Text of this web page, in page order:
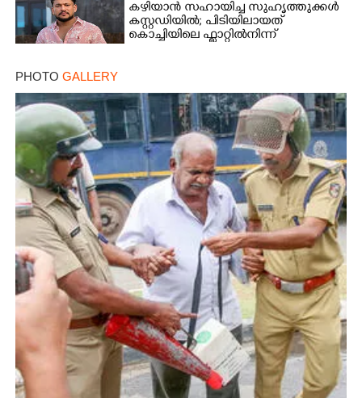
കഴിയാൻ സഹായിച്ച സുഹൃത്തുക്കൾ
കസ്റ്റഡിയിൽ; പിടിയിലായത്
കൊച്ചിയിലെ ഫ്ലാറ്റിൽനിന്ന്
PHOTO GALLERY